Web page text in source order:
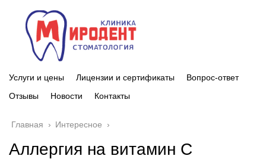
Услуги и цены Лицензии и сертификаты
Вопрос-ответ
Отзывы
Новости Контакты
Главная › Интересное ›
Аллергия на витамин С